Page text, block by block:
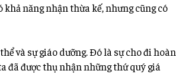
năng nhận thừa kế, nhưng cũng có
và sự giáo dưỡng. Đó là sự cho đi hoàn
đã được thụ nhận những thứ quý giá